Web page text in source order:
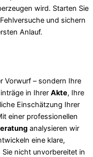
wird. Starten Sie
und sichern
Anlauf.
Vorwurf – sondern Ihre
in Ihrer Akte, Ihre
Einschätzung Ihrer
einer professionellen
analysieren wir
eine klare,
nicht unvorbereitet in